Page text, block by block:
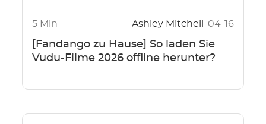
5 Min Ashley Mitchell 04-16
[Fandango zu Hause] So laden Sie
Vudu-Filme 2026 offline herunter?